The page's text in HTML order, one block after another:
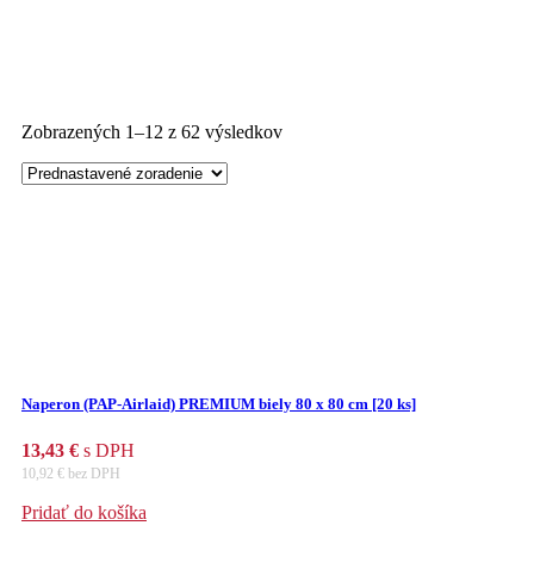
Zobrazených 1–12 z 62 výsledkov
Naperon (PAP-Airlaid) PREMIUM biely 80 x 80 cm [20 ks]
13,43 € s DPH
10,92 € bez DPH
Pridať do košíka